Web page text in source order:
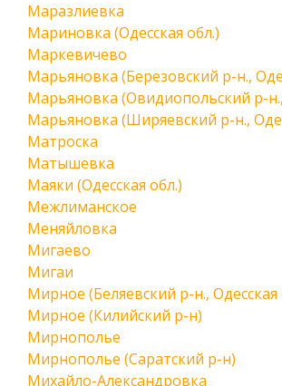
Маразлиевка
Мариновка (Одесская обл.)
Маркевичево
Марьяновка (Березовский р-н.,
Марьяновка (Овидиопольский р-н.,
Марьяновка (Ширяевский р-н.,
Матроска
Матышевка
Маяки (Одесская обл.)
Межлиманское
Меняйловка
Мигаево
Мигаи
Мирное (Беляевский р-н., Одесская
Мирное (Килийский р-н)
Мирнополье
Мирнополье (Саратский р-н)
Михайло-Александровка